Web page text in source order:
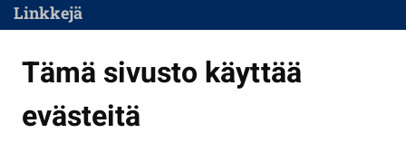
Tämä sivusto käyttää
evästeitä
Linkkejä
Kasvatus ja opetus
Kulttuuri ja liikunta